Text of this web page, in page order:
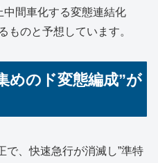
間車化する変態連結化
ものと予想しています。
めのド変態編成”が
で、快速急行が消滅し”準特